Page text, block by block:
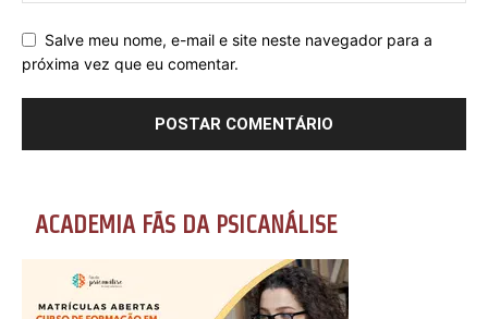
Salve meu nome, e-mail e site neste navegador para a
próxima vez que eu comentar.
ACADEMIA FÃS DA PSICANÁLISE